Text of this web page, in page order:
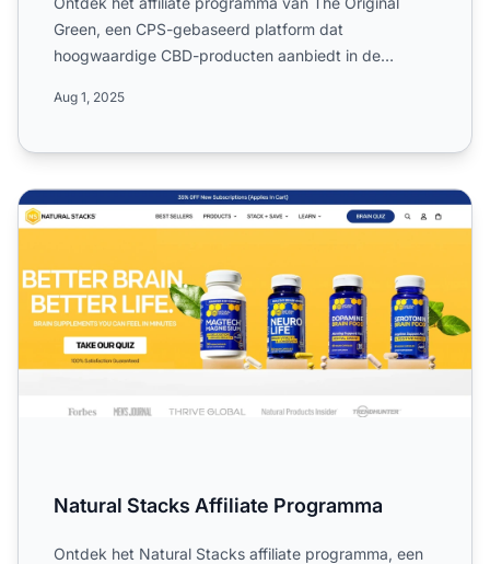
Green, een CPS-gebaseerd platform dat
hoogwaardige CBD-producten aanbiedt in de
Aug 1, 2025
Natural Stacks Affiliate Programma
Natural Stacks Affiliate Programma
Ontdek het Natural Stacks affiliate programma, een